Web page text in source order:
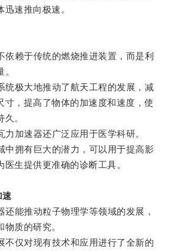
速推向极速。
赖于传统的燃烧推进装置，而是利
极大地推动了航天工程的发展，减
寸，提高了物体的加速度和速度，使
。
加速器还广泛应用于医学科研。
拥有巨大的潜力，可以用于提高影
生提供更准确的诊断工具。
速
能推动粒子物理学等领域的发展，
质的研究。
仅对现有技术和应用进行了全新的